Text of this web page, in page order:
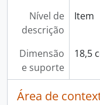
Nível de
descrição
Item
Dimensão
e suporte
18,5
Área de